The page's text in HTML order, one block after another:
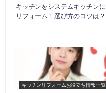
キッチンをシステムキッチンに
リフォーム！選び方のコツは？
キッチンリフォームお役立ち情報一覧